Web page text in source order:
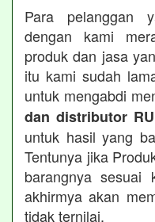
Para pelanggan
dengan kami
produk dan jasa
itu kami sudah
untuk mengabdi
dan distributor
untuk hasil yang
Tentunya jika
barangnya sesuai
akhirmya akan
tidak ternilai.